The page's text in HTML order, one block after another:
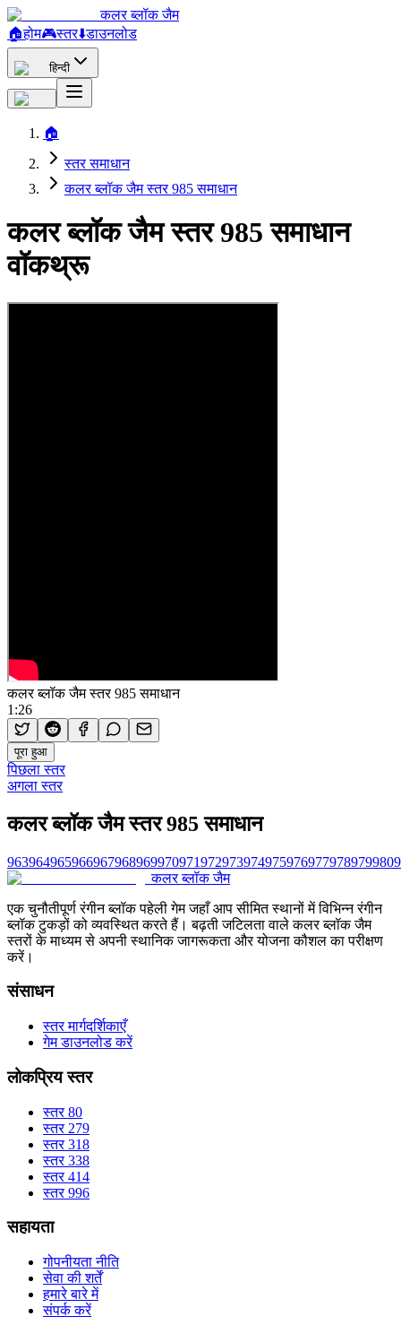
कलर ब्लॉक जैम
🏠होम🎮स्तर⬇️डाउनलोड
हिन्दी
🏠
स्तर समाधान
कलर ब्लॉक जैम स्तर 985 समाधान
कलर ब्लॉक जैम स्तर 985 समाधान
वॉकथ्रू
कलर ब्लॉक जैम स्तर 985 समाधान
1:26
पूरा हुआ
पिछला स्तर
अगला स्तर
कलर ब्लॉक जैम स्तर 985 समाधान
963964965966967968969970971972973974975976977978979980
कलर ब्लॉक जैम
एक चुनौतीपूर्ण रंगीन ब्लॉक पहेली गेम जहाँ आप सीमित स्थानों में विभिन्न रंगीन
ब्लॉक टुकड़ों को व्यवस्थित करते हैं। बढ़ती जटिलता वाले कलर ब्लॉक जैम
स्तरों के माध्यम से अपनी स्थानिक जागरूकता और योजना कौशल का परीक्षण
करें।
संसाधन
स्तर मार्गदर्शिकाएँ
गेम डाउनलोड करें
लोकप्रिय स्तर
स्तर 80
स्तर 279
स्तर 318
स्तर 338
स्तर 414
स्तर 996
सहायता
गोपनीयता नीति
सेवा की शर्तें
हमारे बारे में
संपर्क करें